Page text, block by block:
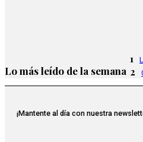
Lo más leído de la semana
1
2
¡Mantente al día con nuestra